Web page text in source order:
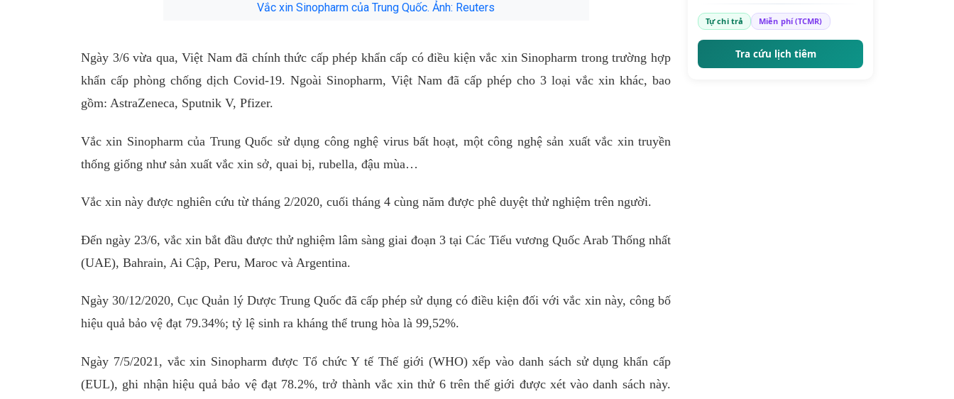
Vắc xin Sinopharm của Trung Quốc. Ảnh: Reuters
Ngày 3/6 vừa qua, Việt Nam đã chính thức cấp phép khẩn cấp có điều kiện vắc xin Sinopharm trong trường hợp
khẩn cấp phòng chống dịch Covid-19. Ngoài Sinopharm, Việt Nam đã cấp phép cho 3 loại vắc xin khác, bao
gồm: AstraZeneca, Sputnik V, Pfizer.
Vắc xin Sinopharm của Trung Quốc sử dụng công nghệ virus bất hoạt, một công nghệ sản xuất vắc xin truyền
thống giống như sản xuất vắc xin sở, quai bị, rubella, đậu mùa…
Vắc xin này được nghiên cứu từ tháng 2/2020, cuối tháng 4 cùng năm được phê duyệt thử nghiệm trên người.
Đến ngày 23/6, vắc xin bắt đầu được thử nghiệm lâm sàng giai đoạn 3 tại Các Tiểu vương Quốc Arab Thống nhất
(UAE), Bahrain, Ai Cập, Peru, Maroc và Argentina.
Ngày 30/12/2020, Cục Quản lý Dược Trung Quốc đã cấp phép sử dụng có điều kiện đối với vắc xin này, công bố
hiệu quả bảo vệ đạt 79.34%; tỷ lệ sinh ra kháng thể trung hòa là 99,52%.
Ngày 7/5/2021, vắc xin Sinopharm được Tổ chức Y tế Thế giới (WHO) xếp vào danh sách sử dụng khẩn cấp
(EUL), ghi nhận hiệu quả bảo vệ đạt 78.2%, trở thành vắc xin thử 6 trên thế giới được xét vào danh sách này.
Tự chi trả Miễn phí (TCMR)
Tra cứu lịch tiêm